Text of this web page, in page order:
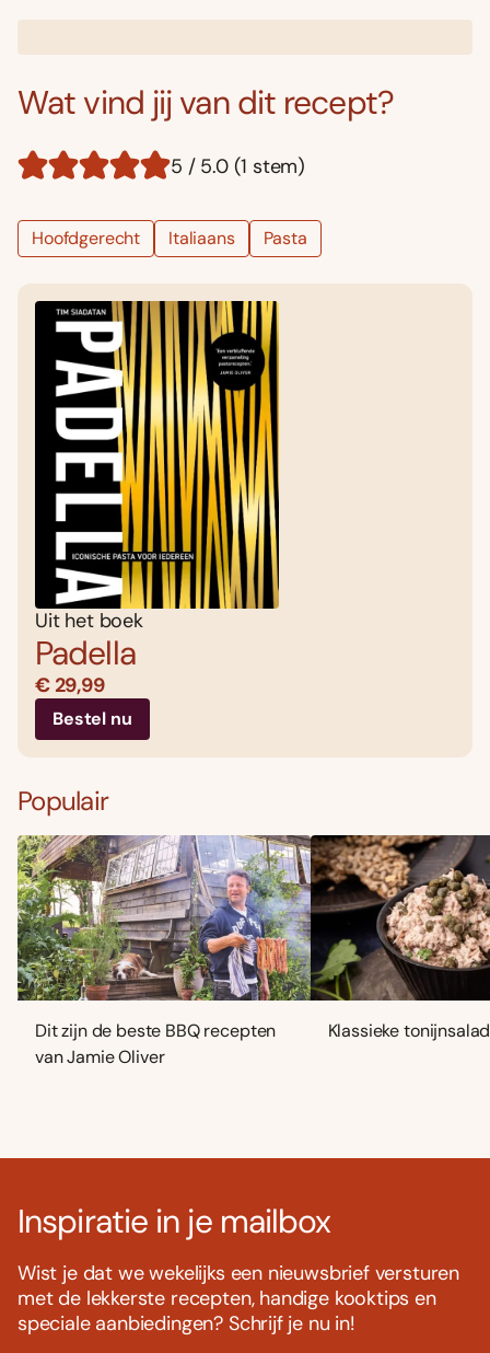
Wat vind jij van dit recept?
5 / 5.0 (1 stem)
Hoofdgerecht Italiaans Pasta
Uit het boek
Padella
€ 29,99
Bestel nu
Populair
Dit zijn de beste BBQ recepten
van Jamie Oliver
Klassieke
Inspiratie in je mailbox
Wist je dat we wekelijks een nieuwsbrief versturen
met de lekkerste recepten, handige kooktips en
speciale aanbiedingen? Schrijf je nu in!